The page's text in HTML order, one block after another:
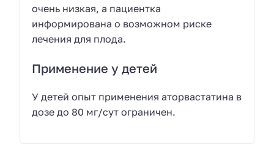
очень низкая, а пациентка
информирована о возможном риске
лечения для плода.
Применение у детей
У детей опыт применения аторвастатина в
дозе до 80 мг/сут ограничен.